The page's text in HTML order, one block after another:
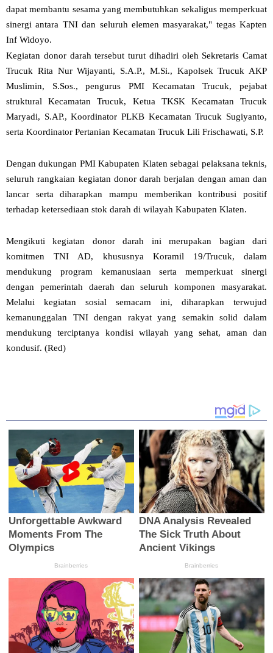
dapat membantu sesama yang membutuhkan sekaligus memperkuat
sinergi antara TNI dan seluruh elemen masyarakat," tegas Kapten
Inf Widoyo.
Kegiatan donor darah tersebut turut dihadiri oleh Sekretaris Camat
Trucuk Rita Nur Wijayanti, S.A.P., M.Si., Kapolsek Trucuk AKP
Muslimin, S.Sos., pengurus PMI Kecamatan Trucuk, pejabat
struktural Kecamatan Trucuk, Ketua TKSK Kecamatan Trucuk
Maryadi, S.AP., Koordinator PLKB Kecamatan Trucuk Sugiyanto,
serta Koordinator Pertanian Kecamatan Trucuk Lili Frischawati, S.P.
Dengan dukungan PMI Kabupaten Klaten sebagai pelaksana teknis,
seluruh rangkaian kegiatan donor darah berjalan dengan aman dan
lancar serta diharapkan mampu memberikan kontribusi positif
terhadap ketersediaan stok darah di wilayah Kabupaten Klaten.
Mengikuti kegiatan donor darah ini merupakan bagian dari
komitmen TNI AD, khususnya Koramil 19/Trucuk, dalam
mendukung program kemanusiaan serta memperkuat sinergi
dengan pemerintah daerah dan seluruh komponen masyarakat.
Melalui kegiatan sosial semacam ini, diharapkan terwujud
kemanunggalan TNI dengan rakyat yang semakin solid dalam
mendukung terciptanya kondisi wilayah yang sehat, aman dan
kondusif. (Red)